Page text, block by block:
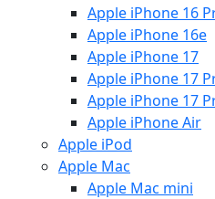
Apple iPhone 16
Apple iPhone 16e
Apple iPhone 17
Apple iPhone 17
Apple iPhone 17
Apple iPhone Air
Apple iPod
Apple Mac
Apple Mac mini